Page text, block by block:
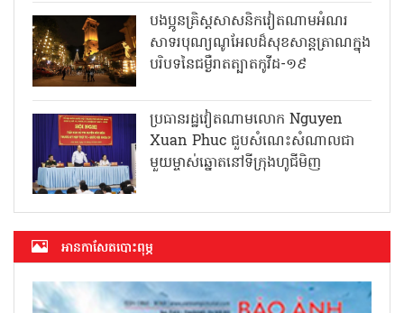
បងប្អូនគ្រិស្តសាសនិកវៀតណាមអំណរ
សាទរបុណ្យណូអែលដ៏សុខសាន្តត្រាណក្នុង
បរិបទនៃជម្ងឺរាតត្បាតកូវីដ-១៩
ប្រធានរដ្ឋវៀតណាមលោក Nguyen
Xuan Phuc ជួបសំណេះសំណាលជា
មួយម្ចាស់ឆ្នោតនៅទីក្រុងហូជីមិញ
អាន​កាសែត​បោះពុម្ភ